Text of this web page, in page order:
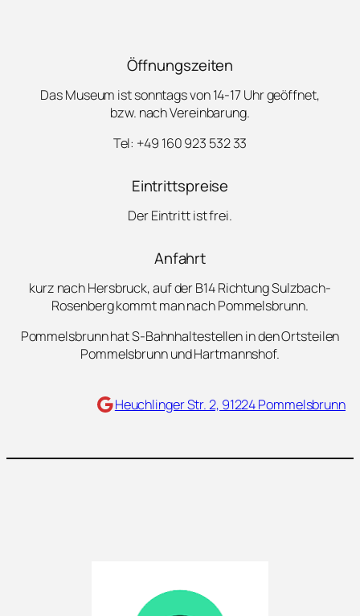
Öffnungszeiten
Das Museum ist sonntags von 14-17 Uhr geöffnet,
bzw. nach Vereinbarung.
Tel: +49 160 923 532 33
Eintrittspreise
Der Eintritt ist frei.
Anfahrt
kurz nach Hersbruck, auf der B14 Richtung Sulzbach-
Rosenberg kommt man nach Pommelsbrunn.
Pommelsbrunn hat S-Bahnhaltestellen in den Ortsteilen
Pommelsbrunn und Hartmannshof.
Maps Heuchlinger Str. 2, 91224 Pommelsbrunn